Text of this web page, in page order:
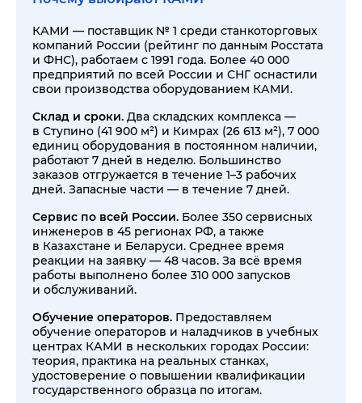
КАМИ — поставщик № 1 среди станкоторговых
компаний России (рейтинг по данным Росстата
и ФНС), работаем с 1991 года. Более 40 000
предприятий по всей России и СНГ оснастили
свои производства оборудованием КАМИ.
Склад и сроки. Два складских комплекса —
в Ступино (41 900 м²) и Кимрах (26 613 м²), 7 000
единиц оборудования в постоянном наличии,
работают 7 дней в неделю. Большинство
заказов отгружается в течение 1–3 рабочих
дней. Запасные части — в течение 7 дней.
Сервис по всей России. Более 350 сервисных
инженеров в 45 регионах РФ, а также
в Казахстане и Беларуси. Среднее время
реакции на заявку — 48 часов. За всё время
работы выполнено более 310 000 запусков
и обслуживаний.
Обучение операторов. Предоставляем
обучение операторов и наладчиков в учебных
центрах КАМИ в нескольких городах России:
теория, практика на реальных станках,
удостоверение о повышении квалификации
государственного образца по итогам.